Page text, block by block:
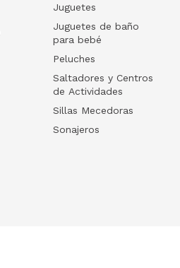
Juguetes
Juguetes de baño
para bebé
Peluches
Saltadores y Centros
de Actividades
Sillas Mecedoras
Sonajeros